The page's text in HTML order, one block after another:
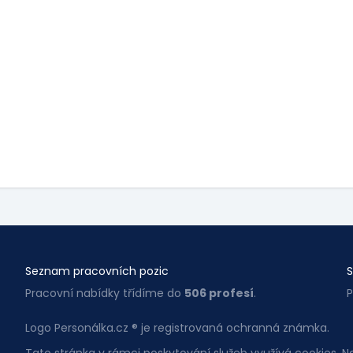
Seznam pracovních pozic
Pracovní nabídky třídíme do 506 profesí.
Logo Personálka.cz ® je registrovaná ochranná známka.